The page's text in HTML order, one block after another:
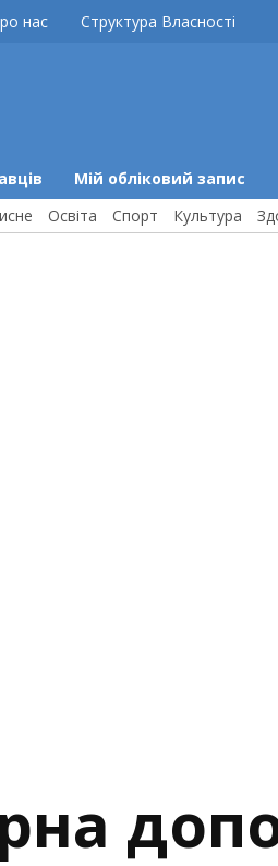
нас Структура Власності
Мій обліковий запис
Освіта Спорт Культура